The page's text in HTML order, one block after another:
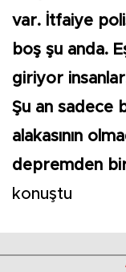
var. İtfaiye
boş şu anda.
giriyor
Şu an sadece
alakasının
depremden
konuştu